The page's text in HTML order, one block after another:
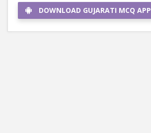
DOWNLOAD GUJARATI MCQ APP